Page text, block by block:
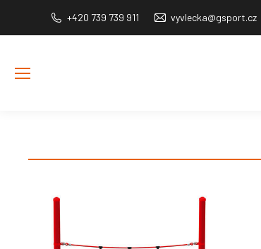
+420 739 739 911 vyvlecka@gsport.cz